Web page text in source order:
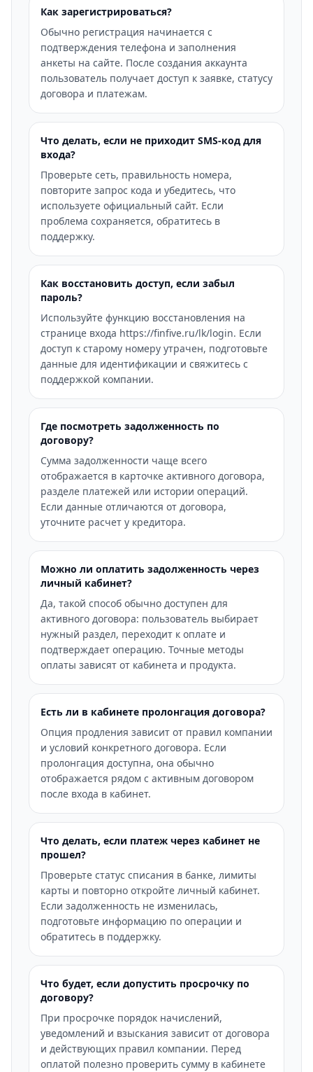
Как зарегистрироваться?
Обычно регистрация начинается с
подтверждения телефона и заполнения
анкеты на сайте. После создания аккаунта
пользователь получает доступ к заявке, статусу
договора и платежам.
Что делать, если не приходит SMS-код для
входа?
Проверьте сеть, правильность номера,
повторите запрос кода и убедитесь, что
используете официальный сайт. Если
проблема сохраняется, обратитесь в
поддержку.
Как восстановить доступ, если забыл
пароль?
Используйте функцию восстановления на
странице входа https://finfive.ru/lk/login. Если
доступ к старому номеру утрачен, подготовьте
данные для идентификации и свяжитесь с
поддержкой компании.
Где посмотреть задолженность по
договору?
Сумма задолженности чаще всего
отображается в карточке активного договора,
разделе платежей или истории операций.
Если данные отличаются от договора,
уточните расчет у кредитора.
Можно ли оплатить задолженность через
личный кабинет?
Да, такой способ обычно доступен для
активного договора: пользователь выбирает
нужный раздел, переходит к оплате и
подтверждает операцию. Точные методы
оплаты зависят от кабинета и продукта.
Есть ли в кабинете пролонгация договора?
Опция продления зависит от правил компании
и условий конкретного договора. Если
пролонгация доступна, она обычно
отображается рядом с активным договором
после входа в кабинет.
Что делать, если платеж через кабинет не
прошел?
Проверьте статус списания в банке, лимиты
карты и повторно откройте личный кабинет.
Если задолженность не изменилась,
подготовьте информацию по операции и
обратитесь в поддержку.
Что будет, если допустить просрочку по
договору?
При просрочке порядок начислений,
уведомлений и взыскания зависит от договора
и действующих правил компании. Перед
оплатой полезно проверить сумму в кабинете